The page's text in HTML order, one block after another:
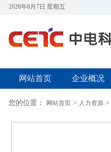
2026年8月7日 星期五
网站首页 企业概况
您的位置： 网站首页 > 人力资源 >